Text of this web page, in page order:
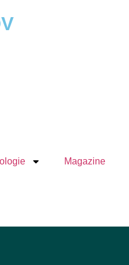
Magazine